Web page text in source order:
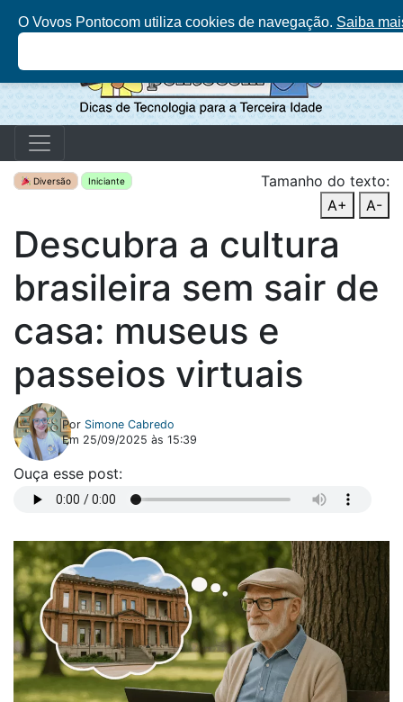
O Vovos Pontocom utiliza cookies de navegação. Saiba
Diversão Iniciante
Tamanho do texto:
A+
A-
Descubra a cultura
brasileira sem sair de
casa: museus e
passeios virtuais
Por Simone Cabredo
Em 25/09/2025 às 15:39
Ouça esse post: